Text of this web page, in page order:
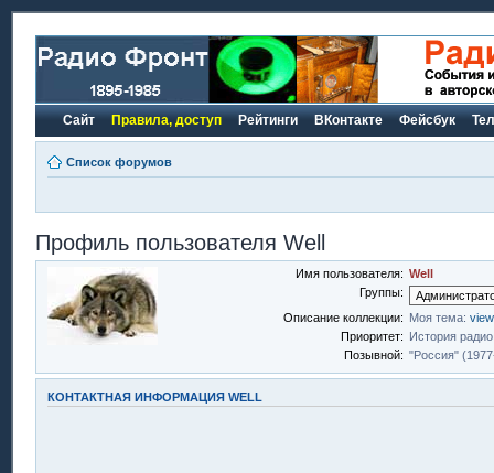
Сайт Правила, доступ Рейтинги ВКонтакте Фейсбук
Список форумов
Профиль пользователя Well
Имя пользователя: Well
Группы:
Описание коллекции: Моя тема:
Приоритет: История
Позывной: "Россия"
КОНТАКТНАЯ ИНФОРМАЦИЯ WELL